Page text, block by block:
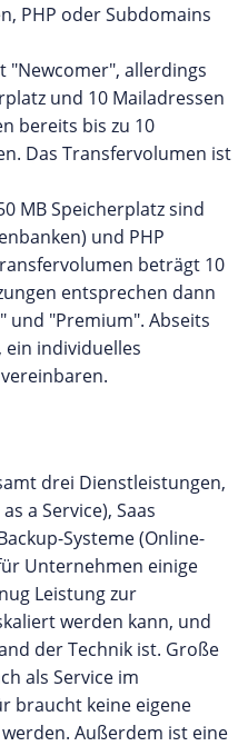
PHP oder Subdomains
"Newcomer", allerdings
und 10 Mailadressen
bereits bis zu 10
Das Transfervolumen ist
MB Speicherplatz sind
und PHP
beträgt 10
entsprechen dann
und "Premium". Abseits
ein individuelles
drei Dienstleistungen,
a Service), Saas
Systeme (Online-
Unternehmen einige
Leistung zur
werden kann, und
der Technik ist. Große
als Service im
braucht keine eigene
Außerdem ist eine